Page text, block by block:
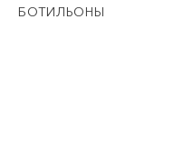
БОТИЛЬОНЫ